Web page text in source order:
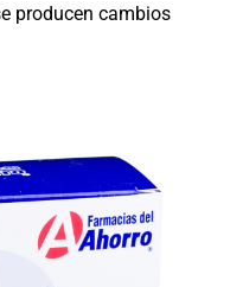
producen cambios